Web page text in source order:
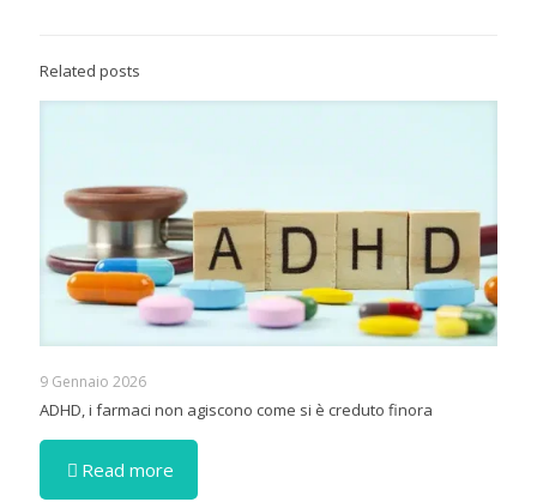
Related posts
9 Gennaio 2026
ADHD, i farmaci non agiscono come si è creduto finora
Read more